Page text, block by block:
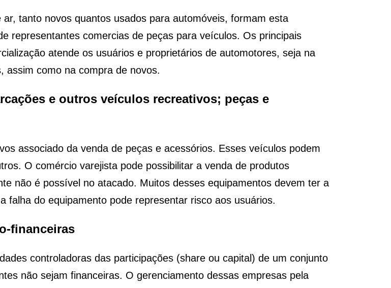
tanto novos quantos usados para automóveis, formam esta
representantes comercias de peças para veículos. Os principais
atende os usuários e proprietários de automotores, seja na
assim como na compra de novos.
e outros veículos recreativos; peças e
associado da venda de peças e acessórios. Esses veículos podem
O comércio varejista pode possibilitar a venda de produtos
não é possível no atacado. Muitos desses equipamentos devem ter a
falha do equipamento pode representar risco aos usuários.
financeiras
controladoras das participações (share ou capital) de um conjunto
não sejam financeiras. O gerenciamento dessas empresas pela